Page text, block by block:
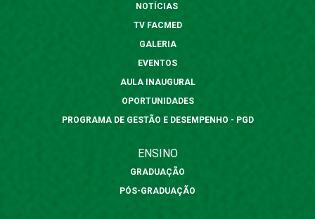
NOTÍCIAS
TV FACMED
GALERIA
EVENTOS
AULA INAUGURAL
OPORTUNIDADES
PROGRAMA DE GESTÃO E DESEMPENHO - PGD
ENSINO
GRADUAÇÃO
PÓS-GRADUAÇÃO